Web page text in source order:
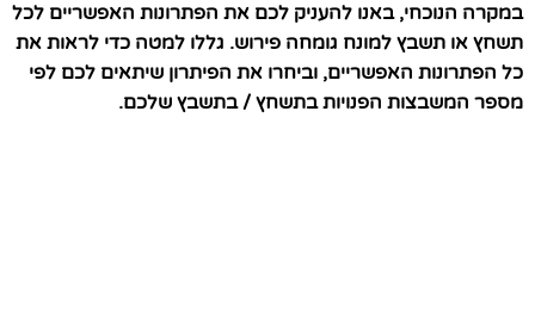
במקרה הנוכחי, באנו להעניק לכם את הפתרונות האפשריים לכל
תשחץ או תשבץ למונח גומחה פירוש. גללו למטה כדי לראות את
כל הפתרונות האפשריים, וביחרו את הפיתרון שיתאים לכם לפי
מספר המשבצות הפנויות בתשחץ / בתשבץ שלכם.